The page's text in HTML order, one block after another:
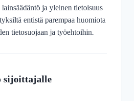
ja yleinen tietoisuus
entistä parempaa huomiota
tietosuojaan ja työehtoihin.
sijoittajalle